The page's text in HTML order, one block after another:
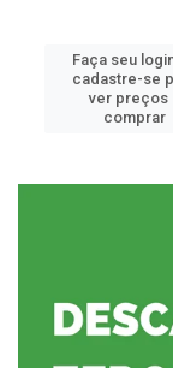
Faça seu
cadastre-se
ver preços
comprar